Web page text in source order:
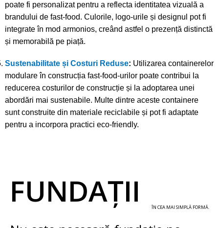
poate fi personalizat pentru a reflecta identitatea vizuală a
brandului de fast-food. Culorile, logo-urile și designul pot fi
integrate în mod armonios, creând astfel o prezență distinctă
și memorabilă pe piață.
Sustenabilitate și Costuri Reduse: Utilizarea containerelor
modulare în construcția fast-food-urilor poate contribui la
reducerea costurilor de construcție și la adoptarea unei
abordări mai sustenabile. Multe dintre aceste containere
sunt construite din materiale reciclabile și pot fi adaptate
pentru a incorpora practici eco-friendly.
FUNDAȚII ÎN CEA MAI SIMPLĂ FORMĂ.